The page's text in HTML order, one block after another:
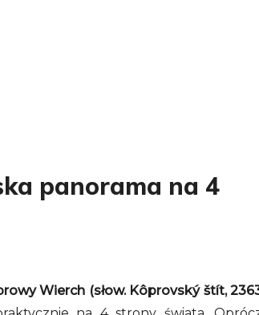
panorama na 4
Wierch (słow. Kôprovský štít,